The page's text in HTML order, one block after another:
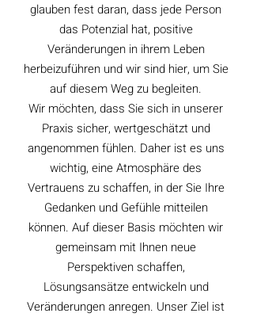
glauben fest daran, dass jede Person
das Potenzial hat, positive
Veränderungen in ihrem Leben
herbeizuführen und wir sind hier, um Sie
auf diesem Weg zu begleiten.
Wir möchten, dass Sie sich in unserer
Praxis sicher, wertgeschätzt und
angenommen fühlen. Daher ist es uns
wichtig, eine Atmosphäre des
Vertrauens zu schaffen, in der Sie Ihre
Gedanken und Gefühle mitteilen
können. Auf dieser Basis möchten wir
gemeinsam mit Ihnen neue
Perspektiven schaffen,
Lösungsansätze entwickeln und
Veränderungen anregen. Unser Ziel ist